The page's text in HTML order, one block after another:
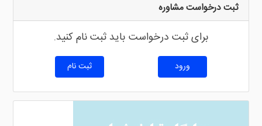
ثبت درخواست مشاوره
برای ثبت درخواست باید ثبت نام کنید.
ورود ثبت نام